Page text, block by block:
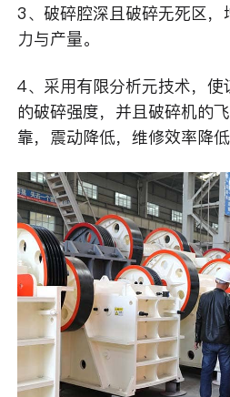
3、破碎腔深且破碎无死区
力与产量。
4、采用有限分析元技术，
的破碎强度，并且破碎机的
靠，震动降低，维修效率降